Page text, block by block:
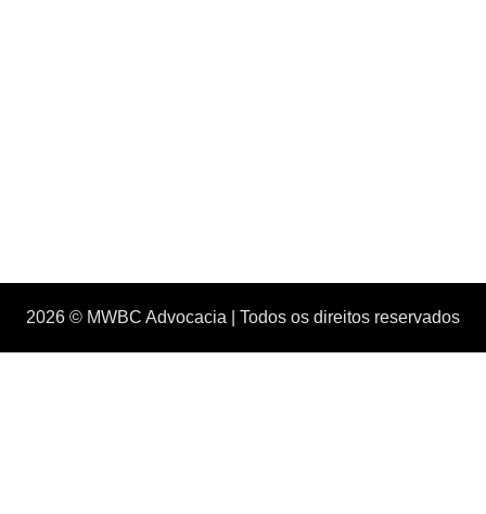
2026 © MWBC Advocacia | Todos os direitos reservados